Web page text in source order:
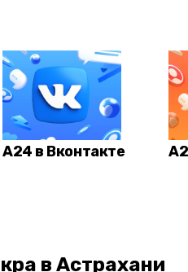
А24 в Вконтакте
в Астрахани